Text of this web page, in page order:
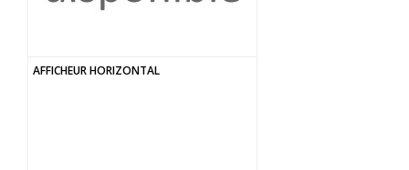
AFFICHEUR HORIZONTAL